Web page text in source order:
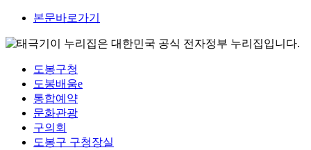
본문바로가기
이 누리집은 대한민국 공식 전자정부 누리집입니다.
도봉구청
도봉배움e
통합예약
문화관광
구의회
도봉구 구청장실